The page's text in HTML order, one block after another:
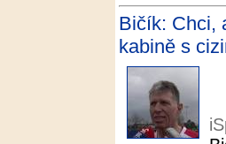
Bičík: Chci,
kabině s